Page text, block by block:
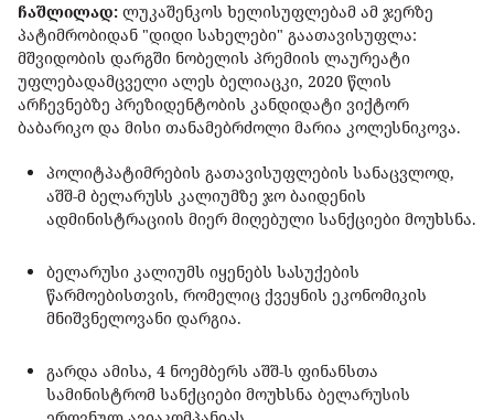
ჩაშლილად: ლუკაშენკოს ხელისუფლებამ ამ ჯერზე
პატიმრობიდან "დიდი სახელები" გაათავისუფლა:
მშვიდობის დარგში ნობელის პრემიის ლაურეატი
უფლებადამცველი ალეს ბელიაცკი, 2020 წლის
არჩევნებზე პრეზიდენტობის კანდიდატი ვიქტორ
ბაბარიკო და მისი თანამებრძოლი მარია კოლესნიკოვა.
პოლიტპატიმრების გათავისუფლების სანაცვლოდ,
აშშ-მ ბელარუსს კალიუმზე ჯო ბაიდენის
ადმინისტრაციის მიერ მიღებული სანქციები მოუხსნა.
ბელარუსი კალიუმს იყენებს სასუქების
წარმოებისთვის, რომელიც ქვეყნის ეკონომიკის
მნიშვნელოვანი დარგია.
გარდა ამისა, 4 ნოემბერს აშშ-ს ფინანსთა
სამინისტრომ სანქციები მოუხსნა ბელარუსის